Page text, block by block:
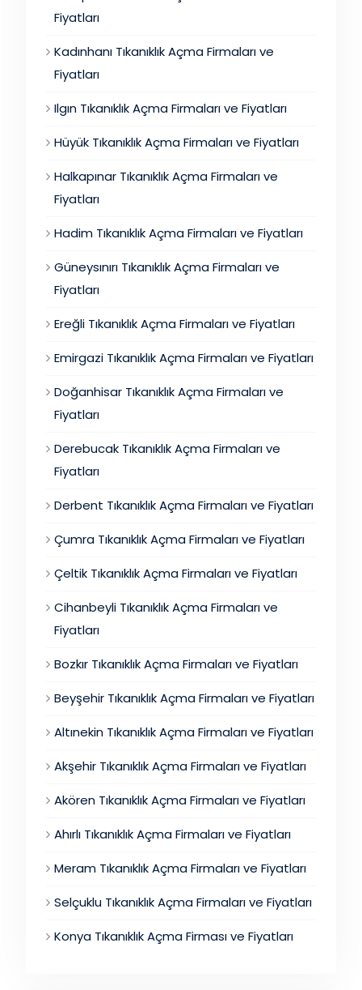
Fiyatları
Kadınhanı Tıkanıklık Açma Firmaları ve
Fiyatları
Ilgın Tıkanıklık Açma Firmaları ve Fiyatları
Hüyük Tıkanıklık Açma Firmaları ve Fiyatları
Halkapınar Tıkanıklık Açma Firmaları ve
Fiyatları
Hadim Tıkanıklık Açma Firmaları ve Fiyatları
Güneysınırı Tıkanıklık Açma Firmaları ve
Fiyatları
Ereğli Tıkanıklık Açma Firmaları ve Fiyatları
Emirgazi Tıkanıklık Açma Firmaları ve Fiyatları
Doğanhisar Tıkanıklık Açma Firmaları ve
Fiyatları
Derebucak Tıkanıklık Açma Firmaları ve
Fiyatları
Derbent Tıkanıklık Açma Firmaları ve Fiyatları
Çumra Tıkanıklık Açma Firmaları ve Fiyatları
Çeltik Tıkanıklık Açma Firmaları ve Fiyatları
Cihanbeyli Tıkanıklık Açma Firmaları ve
Fiyatları
Bozkır Tıkanıklık Açma Firmaları ve Fiyatları
Beyşehir Tıkanıklık Açma Firmaları ve Fiyatları
Altınekin Tıkanıklık Açma Firmaları ve Fiyatları
Akşehir Tıkanıklık Açma Firmaları ve Fiyatları
Akören Tıkanıklık Açma Firmaları ve Fiyatları
Ahırlı Tıkanıklık Açma Firmaları ve Fiyatları
Meram Tıkanıklık Açma Firmaları ve Fiyatları
Selçuklu Tıkanıklık Açma Firmaları ve Fiyatları
Konya Tıkanıklık Açma Firması ve Fiyatları